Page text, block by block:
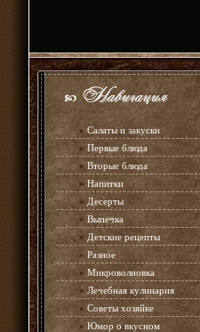
» Салаты и закуски
» Первые блюда
» Вторые блюда
» Напитки
»Десерты
» Выпечка
» Детские рецепты
» Разное
» Микроволновка
» Лечебная кулинария
» Советы хозяйке
» Юмор о вкусном